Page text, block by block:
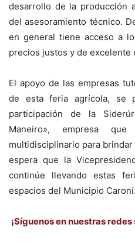
desarrollo de la producción
del asesoramiento técnico.
en general tiene acceso a
precios justos y de excelente
El apoyo de las empresas
de esta feria agrícola, se
participación de la
Maneiro», empresa
multidisciplinario para
espera que la
continúe llevando estas
espacios del Municipio Caroní.
¡Síguenos en nuestras